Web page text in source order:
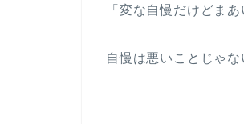
「変な自慢だけどま
自慢は悪いことじゃ